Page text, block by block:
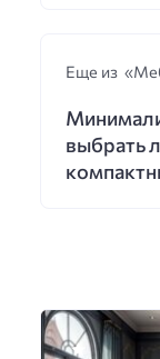
Еще из
выбрать